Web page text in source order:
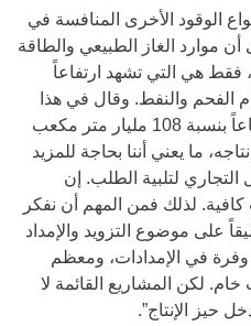
الوقود الأخرى المنافسة في
موارد الغاز الطبيعي والطاقة
فقط هي التي تشهد ارتفاعاً
الفحم والنفط. وقال في هذا
الصدد: “يشهد استهلاك الغاز ارتفاعاً بنسبة 108 مليار متر مكعب
ما يعني أننا بحاجة للمزيد
التجاري لتلبية الطلب. إن
كافية. لذلك فمن المهم أن نفكر
على موضوع التزويد والإمداد
وفرة في الإمدادات، ومعظم
خام. لكن المشاريع القائمة لا
حيز الإنتاج”.